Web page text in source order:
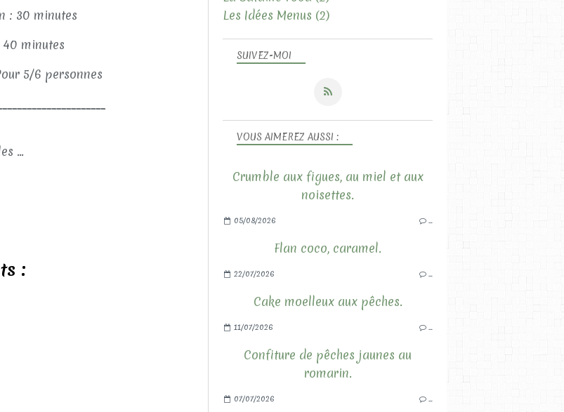
: 30 minutes
40 minutes
5/6 personnes
...
:
SUIVEZ-MOI
VOUS AIMEREZ AUSSI :
Crumble aux figues, au miel et aux
noisettes.
05/08/2026 …
Flan coco, caramel.
22/07/2026 …
Cake moelleux aux pêches.
11/07/2026 …
Confiture de pêches jaunes au
romarin.
07/07/2026 …
Les Idées Menus (2)